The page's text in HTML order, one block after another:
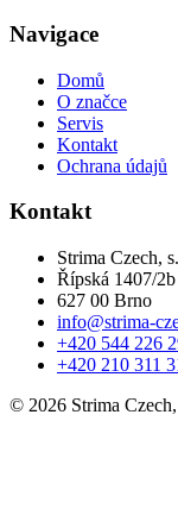
Navigace
Domů
O značce
Servis
Kontakt
Ochrana údajů
Kontakt
Strima Czech,
Řípská 1407/2b
627 00 Brno
info@strima-
+420 544 226
+420 210 311
© 2026 Strima